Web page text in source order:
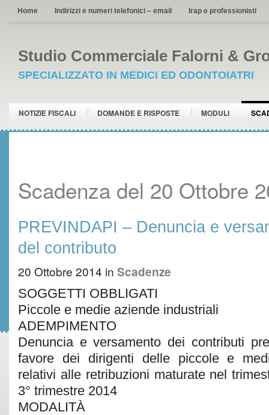
Home Indirizzi e numeri telefonici – email Irap e professionisti
Studio Commerciale Falorni &
SPECIALIZZATO IN MEDICI ED ODONTOIATRI
NOTIZIE FISCALI DOMANDE E RISPOSTE MODULI
Scadenza del 20 Ottobre
PREVINDAPI – Denuncia e
del contributo
20 Ottobre 2014 in Scadenze
SOGGETTI OBBLIGATI
Piccole e medie aziende industriali
ADEMPIMENTO
Denuncia e versamento dei contributi
favore dei dirigenti delle piccole e
relativi alle retribuzioni maturate nel
3° trimestre 2014
MODALITÀ